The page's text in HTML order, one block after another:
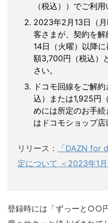
（税込））でご利用
2023年2月13日（
客さまが、契約を
14日（火曜）以降
額3,700円（税込）
さい。
ドコモ回線をご解
込）または1,925円
めには所定のお手
はドコモショップ店
リリース：
「DAZN for
定について ＜2023年1月
登録時には「ずっーと○○